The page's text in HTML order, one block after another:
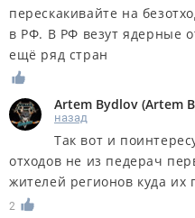
перескакивайте на
в РФ. В РФ везут ядерные
ещё ряд стран
Artem Bydlov (Artem
назад
Так вот и
отходов не из педерач
жителей регионов куда их
2